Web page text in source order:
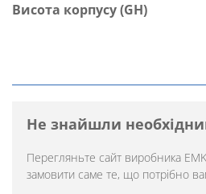
Висота корпусу (GH)
Не знайшли
Перегляньте сайт виробника
замовити саме те, що потрібно